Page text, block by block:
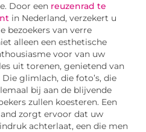
Door een reuzenrad te
in Nederland, verzekert u
bezoekers van verre
alleen een esthetische
voor van uw
uit torenen, genietend van
glimlach, die foto’s, die
bij aan de blijvende
zullen koesteren. Een
zorgt ervoor dat uw
achterlaat, een die men